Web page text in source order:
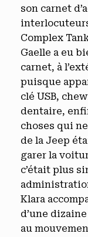
son carnet
Complex
Gaelle a eu
carnet, à
puisque
clé USB,
dentaire,
choses qui
de la Jeep
garer la
c’était plus
Klara
d’une
au